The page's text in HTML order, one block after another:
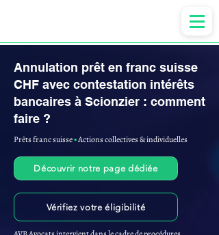
Annulation prêt en franc suisse
CHF avec contestation intérêts
bancaires à Scionzier : comment
faire ?
Prêts franc suisse▪︎Actions collectives & individuelles
Découvrir notre page dédiée
Vérifiez votre éligibilité